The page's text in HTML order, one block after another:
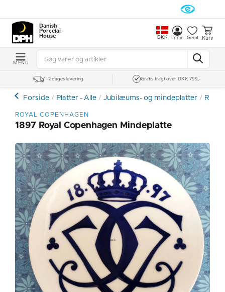
Danish
Porcelain
House
DKK Login Gemt Kurv
MENU
1-2 dages levering Gratis fragt over DKK 799,-
Forside Platter - Alle Jubilæums- og mindeplatter
ROYAL COPENHAGEN
1897 Royal Copenhagen Mindeplatte